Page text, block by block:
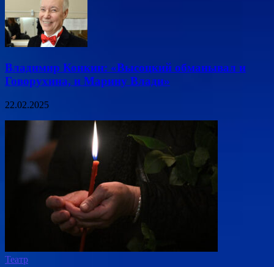
Владимир Конкин: «Высоцкий обманывал и
Говорухина, и Марину Влади»
22.02.2025
Театр